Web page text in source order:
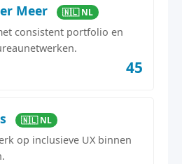
Meer 🇳🇱 NL
consistent portfolio en
45
🇳🇱 NL
op inclusieve UX binnen